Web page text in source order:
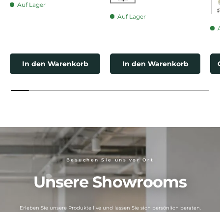
Auf Lager
In den Warenkorb
Schwarz
Auf Lager
In den Warenkorb
Besuchen Sie uns vor Ort
Unsere Showrooms
Erleben Sie unsere Produkte live und lassen Sie sich persönlich beraten.